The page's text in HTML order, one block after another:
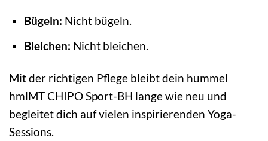
Bügeln: Nicht bügeln.
Bleichen: Nicht bleichen.
Mit der richtigen Pflege bleibt dein hummel
hmlMT CHIPO Sport-BH lange wie neu und
begleitet dich auf vielen inspirierenden Yoga-
Sessions.